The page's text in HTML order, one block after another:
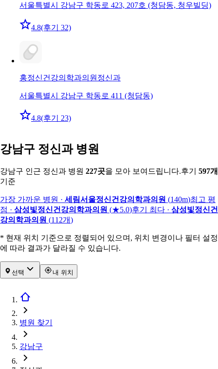
서울특별시 강남구 학동로 423, 207호 (청담동, 청우빌딩)
4.8(후기 32)
홍정신건강의학과의원 정신과
서울특별시 강남구 학동로 411 (청담동)
4.8(후기 23)
강남구 정신과 병원
강남구 인근 정신과 병원 227곳을 모아 보여드립니다.후기 597개
기준
가장 가까운 병원 · 세림서울정신건강의학과의원 (140m)최고 평
점 · 삼성빛정신건강의학과의원 (★5.0)후기 최다 · 삼성빛정신건
강의학과의원 (112개)
* 현재 위치 기준으로 정렬되어 있으며, 위치 변경이나 필터 설정
에 따라 결과가 달라질 수 있습니다.
선택 내 위치
병원 찾기
강남구